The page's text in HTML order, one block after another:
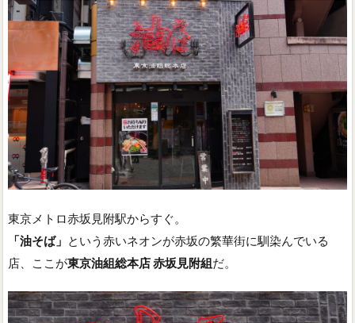
東京メトロ赤坂見附駅からすぐ。
「油そば」 という赤いネオンが赤坂の繁華街に馴染んでいる
店、ここが東京油組総本店 赤坂見附組だ。